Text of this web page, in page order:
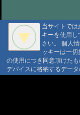
当サイトで
キーを使用
さい。 個人
ッキーは一
の使用につき同意頂けた
デバイスに格納するデータ